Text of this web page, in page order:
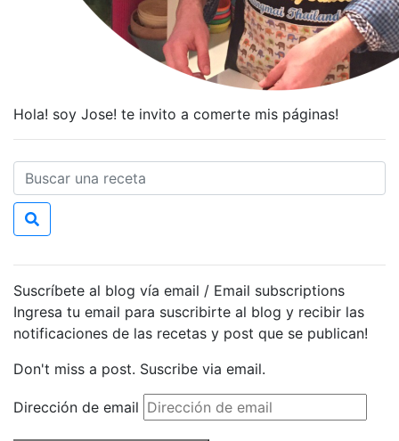
Hola! soy Jose! te invito a comerte mis páginas!
Suscríbete al blog vía email / Email subscriptions
Ingresa tu email para suscribirte al blog y recibir las
notificaciones de las recetas y post que se publican!
Don't miss a post. Suscribe via email.
Dirección de email